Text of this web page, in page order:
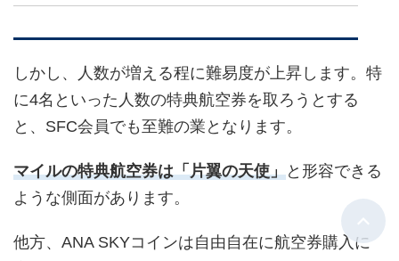
しかし、人数が増える程に難易度が上昇します。特
に4名といった人数の特典航空券を取ろうとする
と、SFC会員でも至難の業となります。
マイルの特典航空券は「片翼の天使」と形容できる
ような側面があります。
他方、ANA SKYコインは自由自在に航空券購入に